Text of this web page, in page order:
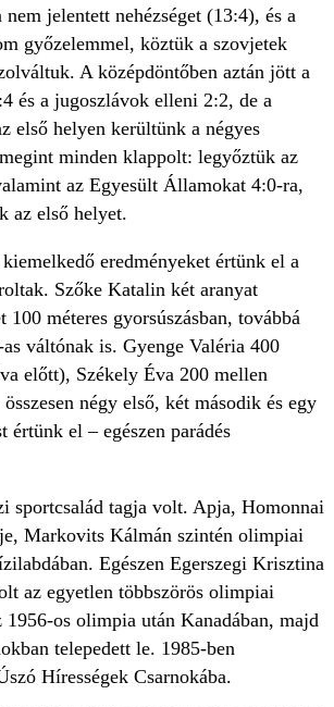
jelentett nehézséget (13:4), és a
győzelemmel, köztük a szovjetek
A középdöntőben aztán jött a
és a jugoszlávok elleni 2:2, de a
első helyen kerültünk a négyes
minden klappolt: legyőztük az
az Egyesült Államokat 4:0-ra,
az első helyet.
kiemelkedő eredményeket értünk el a
Szőke Katalin két aranyat
100 méteres gyorsúszásban, továbbá
váltónak is. Gyenge Valéria 400
előtt), Székely Éva 200 mellen
négy első, két második és egy
értünk el – egészen parádés
sportcsalád tagja volt. Apja, Homonnai
Markovits Kálmán szintén olimpiai
Egészen Egerszegi Krisztina
az egyetlen többszörös olimpiai
os olimpia után Kanadában, majd
telepedett le. 1985-ben
Hírességek Csarnokába.